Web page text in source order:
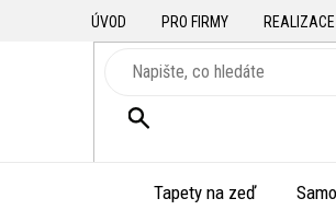
ÚVOD PRO FIRMY REALIZACE
Tapety na zeď